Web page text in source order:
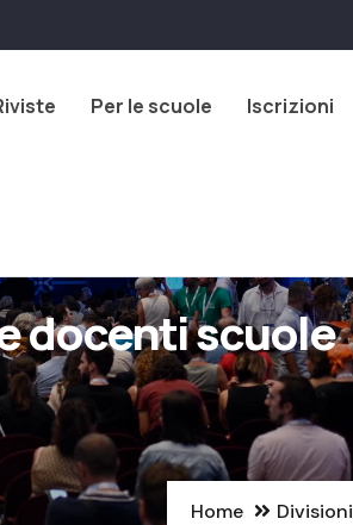
Per le scuole Iscrizioni
docenti scuole
Home Divisioni